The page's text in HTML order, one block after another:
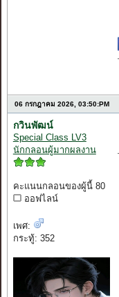
06 กรกฎาคม 2026, 03:50:PM
กวินพัฒน์
Special Class LV3
นักกลอนผู้มากผลงาน
คะแนนกลอนของผู้นี้ 80
ออฟไลน์
เพศ:
กระทู้: 352